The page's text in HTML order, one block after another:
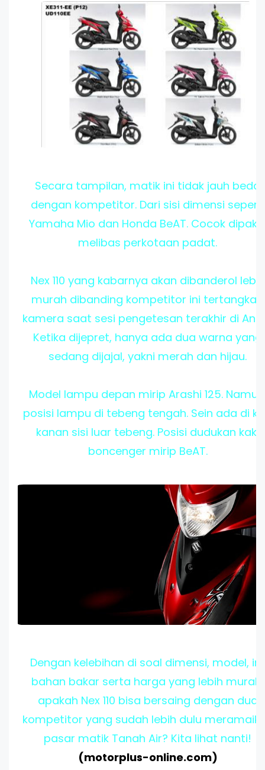
Secara tampilan, matik ini tidak jauh beda
dengan kompetitor. Dari sisi dimensi seperti
Yamaha Mio dan Honda BeAT. Cocok
melibas perkotaan padat.
Nex 110 yang kabarnya akan dibanderol lebih
murah dibanding kompetitor ini tertangkap
kamera saat sesi pengetesan terakhir di
Ketika dijepret, hanya ada dua warna yang
sedang dijajal, yakni merah dan hijau.
Model lampu depan mirip Arashi 125.
posisi lampu di tebeng tengah. Sein ada di
kanan sisi luar tebeng. Posisi dudukan kaki
boncenger mirip BeAT.
Dengan kelebihan di soal dimensi, model, irit
bahan bakar serta harga yang lebih murah,
apakah Nex 110 bisa bersaing dengan dua
kompetitor yang sudah lebih dulu
pasar matik Tanah Air? Kita lihat nanti!
(motorplus-online.com)